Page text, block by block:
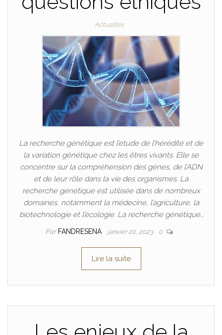
Actualités
La recherche génétique est l’étude de l’hérédité et de
la variation génétique chez les êtres vivants. Elle se
concentre sur la compréhension des gènes, de l’ADN
et de leur rôle dans la vie des organismes. La
recherche génétique est utilisée dans de nombreux
domaines, notamment la médecine, l’agriculture, la
biotechnologie et l’écologie. La recherche génétique…
Par FANDRESENA janvier 20, 2023 0
Lire la suite